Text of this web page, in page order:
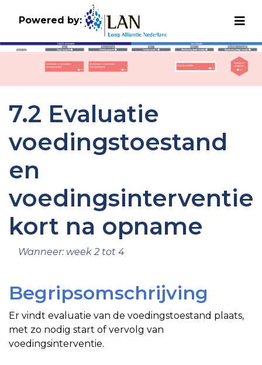
Powered by:
7.2 Evaluatie
voedingstoestand
en
voedingsinterventie
kort na opname
Wanneer: week 2 tot 4
Begripsomschrijving
Er vindt evaluatie van de voedingstoestand plaats,
met zo nodig start of vervolg van
voedingsinterventie.